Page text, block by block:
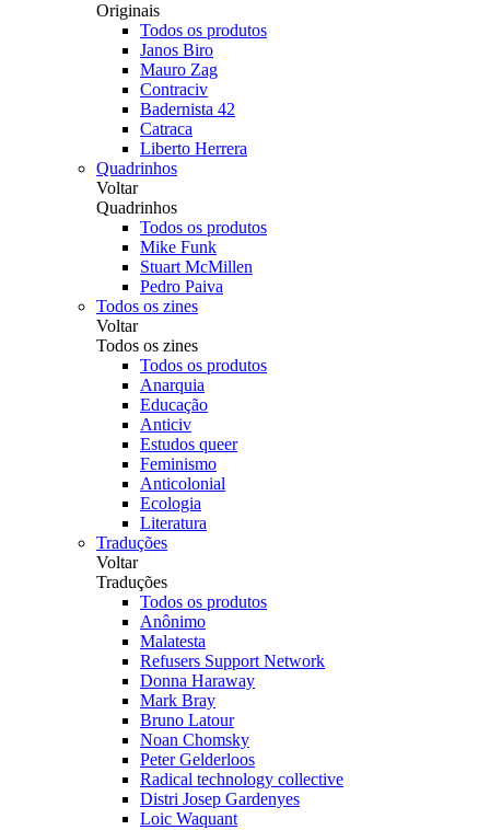
Originais
Todos os produtos
Janos Biro
Mauro Zag
Contraciv
Badernista 42
Catraca
Liberto Herrera
Quadrinhos
Voltar
Quadrinhos
Todos os produtos
Mike Funk
Stuart McMillen
Pedro Paiva
Todos os zines
Voltar
Todos os zines
Todos os produtos
Anarquia
Educação
Anticiv
Estudos queer
Feminismo
Anticolonial
Ecologia
Literatura
Traduções
Voltar
Traduções
Todos os produtos
Anônimo
Malatesta
Refusers Support Network
Donna Haraway
Mark Bray
Bruno Latour
Noan Chomsky
Peter Gelderloos
Radical technology collective
Distri Josep Gardenyes
Loic Waquant